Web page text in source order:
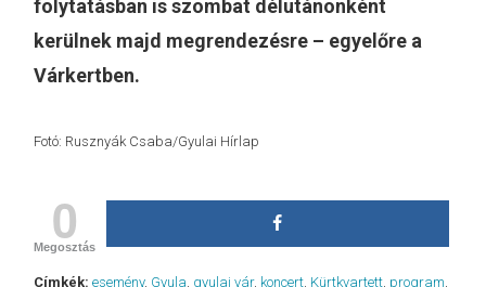
folytatásban is szombat délutánonként
kerülnek majd megrendezésre – egyelőre a
Várkertben.
Fotó: Rusznyák Csaba/Gyulai Hírlap
0
Megosztás
Címkék: esemény, Gyula gyulai vár, koncert Kürtkvartett program